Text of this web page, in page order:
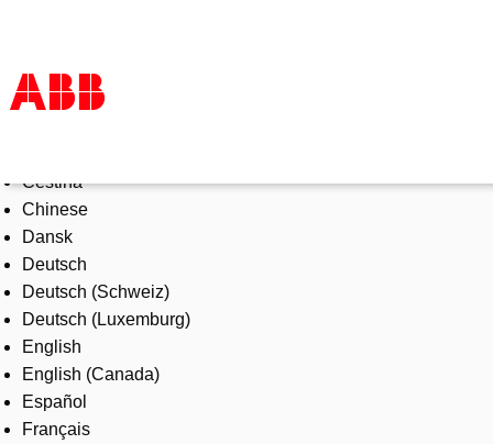
Products & Solutions
Industries
Services
About us
Where to buy
Contact us
Careers
Čeština
Chinese
Dansk
Deutsch
Deutsch (Schweiz)
Deutsch (Luxemburg)
English
English (Canada)
Español
Français